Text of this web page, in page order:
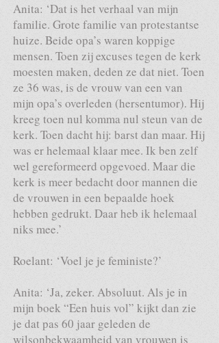
Anita: ‘Dat is het verhaal van mijn
familie. Grote familie van protestantse
huize. Beide opa’s waren koppige
mensen. Toen zij excuses tegen de kerk
moesten maken, deden ze dat niet. Toen
ze 36 was, is de vrouw van een van
mijn opa’s overleden (hersentumor). Hij
kreeg toen nul komma nul steun van de
kerk. Toen dacht hij: barst dan maar. Hij
was er helemaal klaar mee. Ik ben zelf
wel gereformeerd opgevoed. Maar die
kerk is meer bedacht door mannen die
de vrouwen in een bepaalde hoek
hebben gedrukt. Daar heb ik helemaal
niks mee.’
Roelant: ‘Voel je je feministe?’
Anita: ‘Ja, zeker. Absoluut. Als je in
mijn boek “Een huis vol” kijkt dan zie
je dat pas 60 jaar geleden de
wilsonbekwaamheid van vrouwen is